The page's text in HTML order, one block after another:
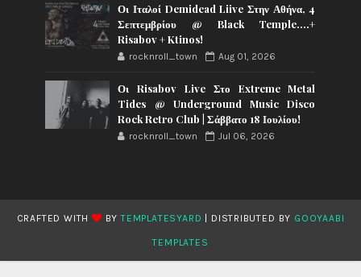
Οι Ιταλοί Demidead Liive Στην Αθήνα, 4
Σεπτεμβρίου @ Black Temple….+
Risabov + Ktinos!
rocknroll_town Aug 01, 2026
Οι Risabov Live Στο Extreme Metal
Tides @ Underground Music Disco
Rock Retro Club | Σάββατο 18 Ιουλίου!
rocknroll_town Jul 06, 2026
CRAFTED WITH BYTEMPLATESYARD | DISTRIBUTED BY GOOYAABI
TEMPLATES